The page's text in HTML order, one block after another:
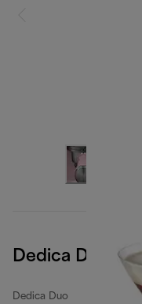
Dedica Duo
Dedica Duo